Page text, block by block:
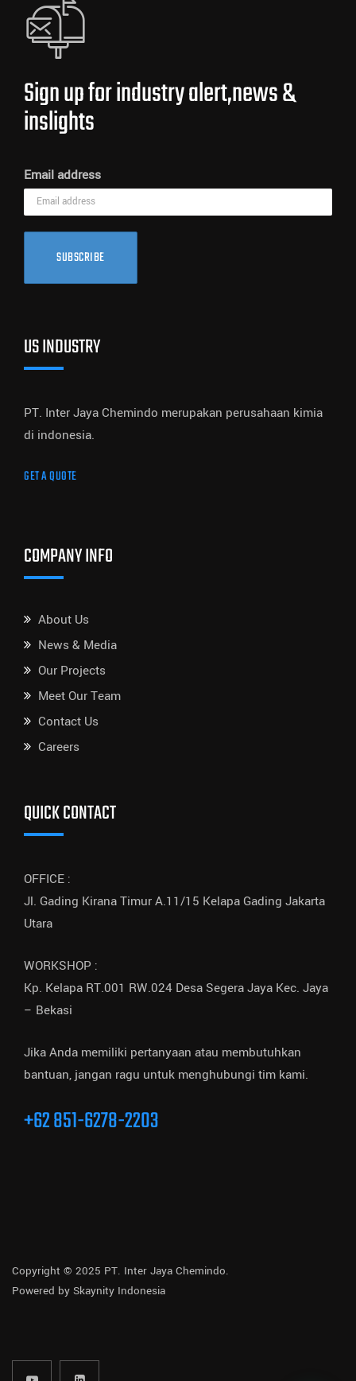
Sign up for industry alert,news &
inslights
Email address
SUBSCRIBE
US INDUSTRY
PT. Inter Jaya Chemindo merupakan perusahaan kimia
di indonesia.
GET A QUOTE
COMPANY INFO
About Us
News & Media
Our Projects
Meet Our Team
Contact Us
Careers
QUICK CONTACT
OFFICE :
Jl. Gading Kirana Timur A.11/15 Kelapa Gading Jakarta
Utara
WORKSHOP :
Kp. Kelapa RT.001 RW.024 Desa Segera Jaya Kec. Jaya
– Bekasi
Jika Anda memiliki pertanyaan atau membutuhkan
bantuan, jangan ragu untuk menghubungi tim kami.
+62 851-6278-2203
Copyright © 2025 PT. Inter Jaya Chemindo.
Powered by Skaynity Indonesia